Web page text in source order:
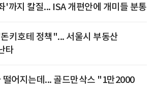
'까지 칼질... ISA 개편안에 개미들 분통
키호테 정책"... 서울시 부동산
타
떨어지는데... 골드만삭스 "1만2000